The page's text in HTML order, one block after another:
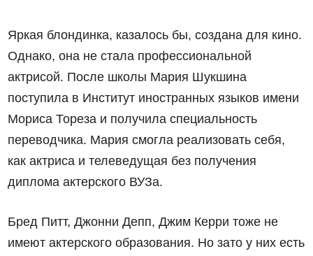
Яркая блондинка, казалось бы, создана для кино.
Однако, она не стала профессиональной
актрисой. После школы Мария Шукшина
поступила в Институт иностранных языков имени
Мориса Тореза и получила специальность
переводчика. Мария смогла реализовать себя,
как актриса и телеведущая без получения
диплома актерского ВУЗа.
Бред Питт, Джонни Депп, Джим Керри тоже не
имеют актерского образования. Но зато у них есть